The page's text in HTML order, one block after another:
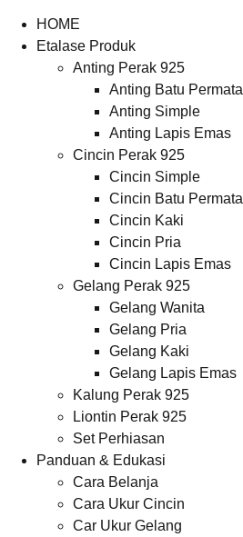
HOME
Etalase Produk
Anting Perak 925
Anting Batu Permata
Anting Simple
Anting Lapis Emas
Cincin Perak 925
Cincin Simple
Cincin Batu Permata
Cincin Kaki
Cincin Pria
Cincin Lapis Emas
Gelang Perak 925
Gelang Wanita
Gelang Pria
Gelang Kaki
Gelang Lapis Emas
Kalung Perak 925
Liontin Perak 925
Set Perhiasan
Panduan & Edukasi
Cara Belanja
Cara Ukur Cincin
Car Ukur Gelang